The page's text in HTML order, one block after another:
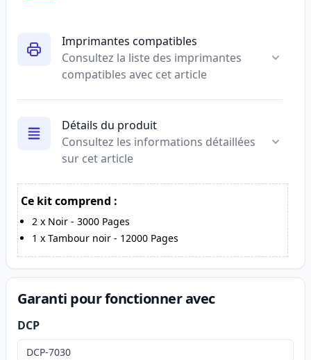
Imprimantes compatibles
Consultez la liste des imprimantes
compatibles avec cet article
Détails du produit
Consultez les informations détaillées
sur cet article
Ce kit comprend :
2 x Noir - 3000 Pages
1 x Tambour noir - 12000 Pages
Garanti pour fonctionner avec
DCP
DCP-7030